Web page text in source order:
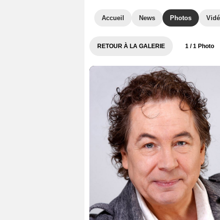
Accueil News Photos
RETOUR À LA GALERIE 1 / 1 Photo